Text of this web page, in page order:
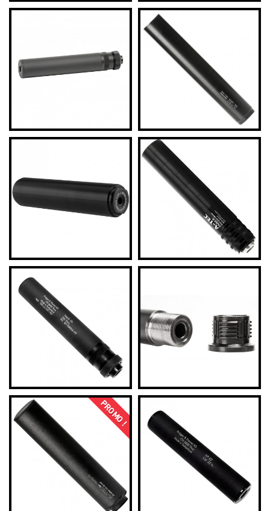
PROMO !